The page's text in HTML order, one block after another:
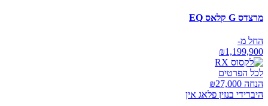
מרצדס G קלאס EQ
החל מ-
₪1,199,900
לכל הפרטים
הנחה ₪ 27,000
היברידי בנזין פלאג אין